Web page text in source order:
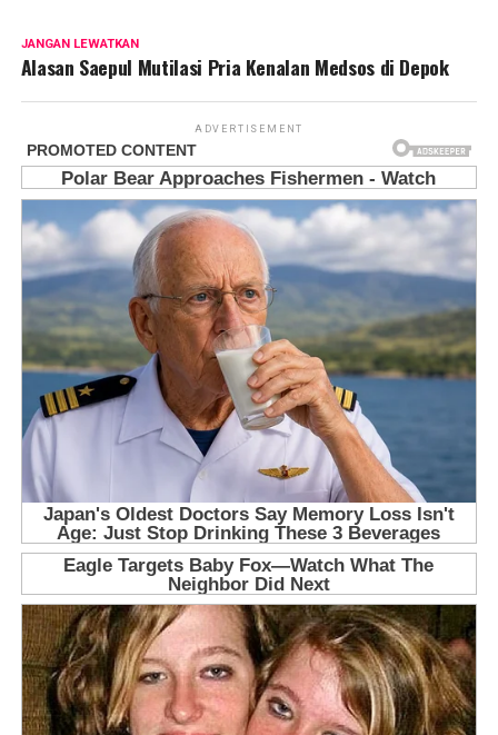
JANGAN LEWATKAN
Alasan Saepul Mutilasi Pria Kenalan Medsos di Depok
ADVERTISEMENT